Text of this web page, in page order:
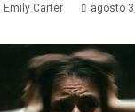
Emily Carter agosto